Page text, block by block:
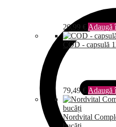
20,99 € Adaugă
COD - capsulă
79,49 € Adaugă
Nordvital